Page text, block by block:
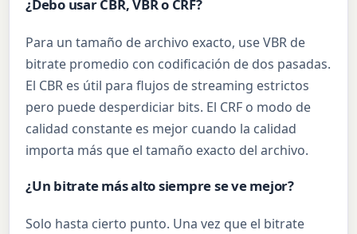
¿Debo usar CBR, VBR o CRF?
Para un tamaño de archivo exacto, use VBR de
bitrate promedio con codificación de dos pasadas.
El CBR es útil para flujos de streaming estrictos
pero puede desperdiciar bits. El CRF o modo de
calidad constante es mejor cuando la calidad
importa más que el tamaño exacto del archivo.
¿Un bitrate más alto siempre se ve mejor?
Solo hasta cierto punto. Una vez que el bitrate